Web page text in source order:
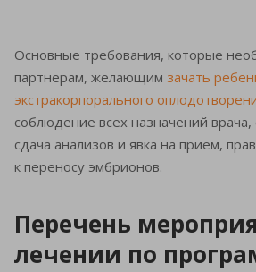
Основные требования, которые
партнерам, желающим зачать
экстракорпорального
соблюдение всех назначений
сдача анализов и явка на прием,
к переносу эмбрионов.
Перечень
лечении по